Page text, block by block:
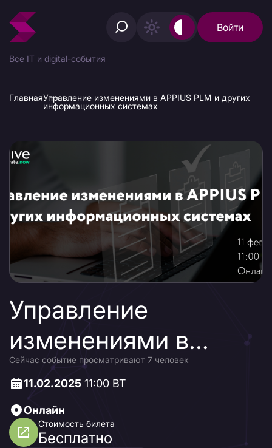
Войти
Все IT и digital-события
ГлавнаяУправление изменениями в APPIUS PLM и других
информационных системах
Управление
изменениями в
APPIUS PLM и других
информационных
системах
Сейчас событие просматривают 7 человек
11.02.2025 11:00 ВТ
Онлайн
Стоимость билета
Бесплатно